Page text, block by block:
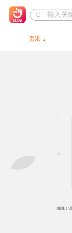
贵港
哦哦！